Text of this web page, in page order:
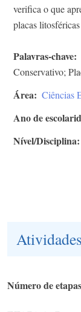
verifica o que
placas
Palavras-chave
Conservativo;
Área Ciências
Ano de
Nível/Disciplina
Atividades
Número de etapas